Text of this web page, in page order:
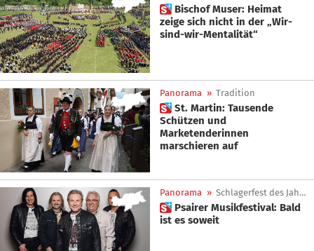
 Bischof Muser: Heimat
zeige sich nicht in der „Wir-
sind-wir-Mentalität“
Panorama » Tradition
 St. Martin: Tausende
Schützen und
Marketenderinnen
marschieren auf
Panorama » Schlagerfest des Jahres
 Psairer Musikfestival: Bald
ist es soweit